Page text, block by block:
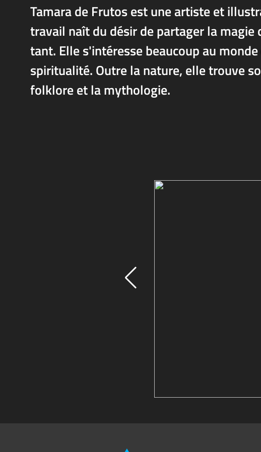
Tamara de Frutos est une artiste et
travail naît du désir de partager la
tant. Elle s'intéresse beaucoup au
spiritualité. Outre la nature, elle trouve
folklore et la mythologie.